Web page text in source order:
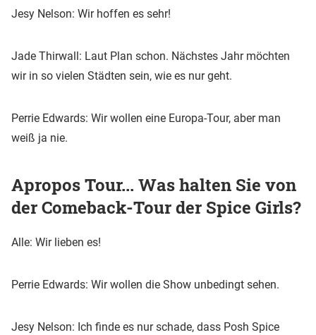
Jesy Nelson: Wir hoffen es sehr!
Jade Thirwall: Laut Plan schon. Nächstes Jahr möchten
wir in so vielen Städten sein, wie es nur geht.
Perrie Edwards: Wir wollen eine Europa-Tour, aber man
weiß ja nie.
Apropos Tour... Was halten Sie von
der Comeback-Tour der Spice Girls?
Alle: Wir lieben es!
Perrie Edwards: Wir wollen die Show unbedingt sehen.
Jesy Nelson: Ich finde es nur schade, dass Posh Spice